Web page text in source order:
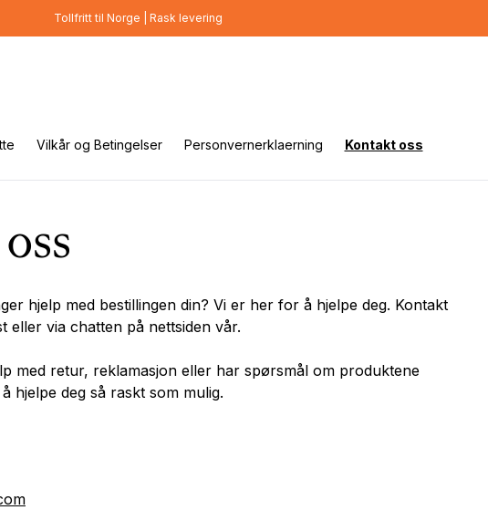
Tollfritt til Norge | Rask levering
Vilkår og Betingelser Personvernerklaerning Kontakt oss
hjelp med bestillingen din? Vi er her for å hjelpe deg. Kontakt
eller via chatten på nettsiden vår.
med retur, reklamasjon eller har spørsmål om produktene
hjelpe deg så raskt som mulig.